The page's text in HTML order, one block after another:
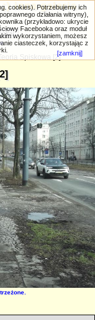
inna galeria
Spiskowa [2]
cookies). Potrzebujemy ich
działania witryny),
(przykładowo: ukrycie
Facebooka oraz moduł
wykorzystaniem, możesz
ciasteczek, korzystając z
[zamknij]